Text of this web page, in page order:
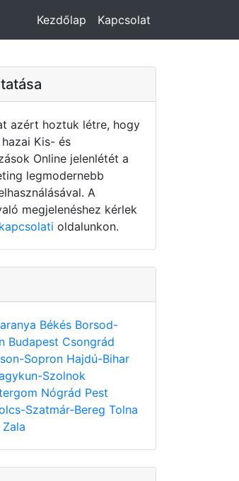
Kezdőlap Kapcsolat
azért hoztuk létre, hogy
Kis- és
Online jelenlétét a
legmodernebb
A
megjelenéshez kérlek
kapcsolati oldalunkon.
Békés Borsod-
Budapest Csongrád
Sopron Hajdú-Bihar
Szolnok
Nógrád Pest
Szatmár-Bereg Tolna
Zala